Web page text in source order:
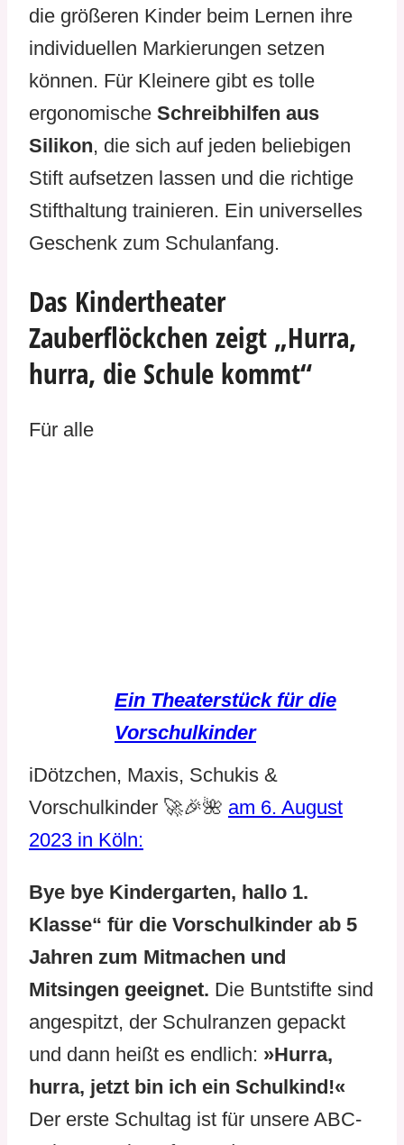
die größeren Kinder beim Lernen ihre
individuellen Markierungen setzen
können. Für Kleinere gibt es tolle
ergonomische Schreibhilfen aus
Silikon, die sich auf jeden beliebigen
Stift aufsetzen lassen und die richtige
Stifthaltung trainieren. Ein universelles
Geschenk zum Schulanfang.
Das Kindertheater
Zauberflöckchen zeigt „Hurra,
hurra, die Schule kommt“
Ein Theaterstück für die
Vorschulkinder
Für alle
iDötzchen, Maxis, Schukis &
Vorschulkinder 🚀🎉🌺 am 6. August
2023 in Köln:
Bye bye Kindergarten, hallo 1.
Klasse“ für die Vorschulkinder ab 5
Jahren zum Mitmachen und
Mitsingen geeignet. Die Buntstifte sind
angespitzt, der Schulranzen gepackt
und dann heißt es endlich: »Hurra,
hurra, jetzt bin ich ein Schulkind!«
Der erste Schultag ist für unsere ABC-